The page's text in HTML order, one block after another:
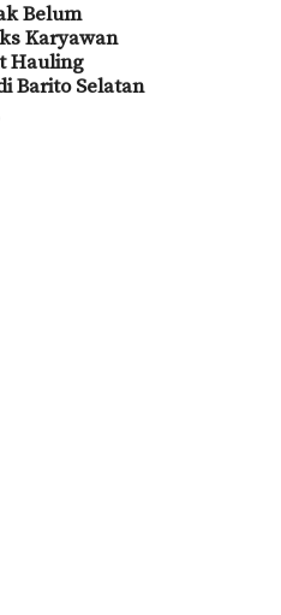
Belum
Karyawan
Hauling
Barito Selatan